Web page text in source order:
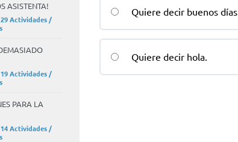
Quiere decir buenos días.
Quiere decir hola.
ASISTENTA!
29 Actividades /
19 Actividades /
PARA LA
14 Actividades /